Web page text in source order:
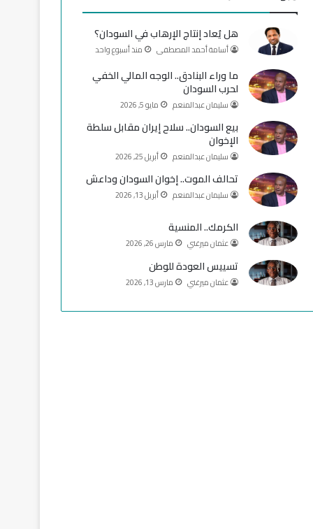
و
ك
T
u
b
e
ق
ر
ا
م
هل يُعاد إنتاج الإرهاب في السودان؟
أسامة أحمد المصطفى منذ أسبوع واحد
ما وراء البنادق.. الوجه المالي الخفي
لحرب السودان
سليمان عبدالمنعم مايو 5, 2026
بيع السودان.. سلاح إيران مقابل سلطة
الإخوان
سليمان عبدالمنعم أبريل 25, 2026
تحالف الموت.. إخوان السودان وداعش
سليمان عبدالمنعم أبريل 13, 2026
الكرمك.. المنسية
عثمان ميرغني مارس 26, 2026
تسييس العودة للوطن
عثمان ميرغني مارس 13, 2026